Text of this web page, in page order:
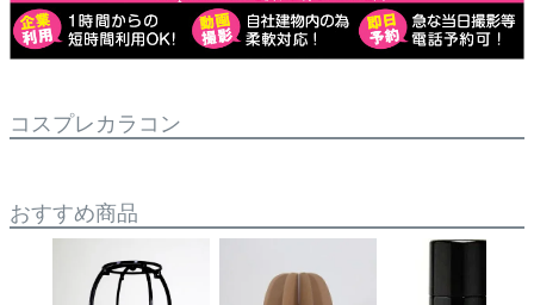
コスプレカラコン
おすすめ商品